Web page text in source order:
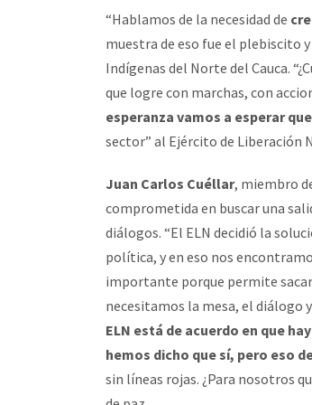
“Hablamos de la necesidad de
muestra de eso fue el plebiscito
Indígenas del Norte del Cauca.
que logre con marchas, con
esperanza vamos a esperar
sector” al Ejército de Liberación
Juan Carlos Cuéllar, miembro
comprometida en buscar una
diálogos. “El ELN decidió la
política, y en eso nos
importante porque permite
necesitamos la mesa, el diálogo
ELN está de acuerdo en que
hemos dicho que sí, pero eso
sin líneas rojas. ¿Para nosotros